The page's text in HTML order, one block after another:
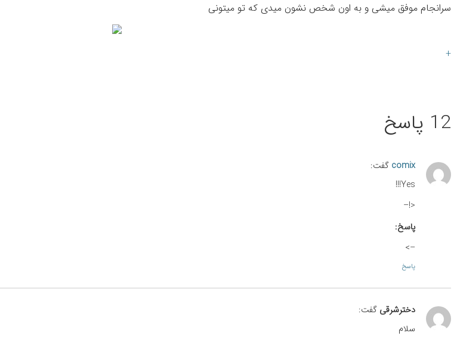
سرانجام موفق میشی و به اون شخص نشون میدی که تو میتونی
+
12 پاسخ
comix گفت:
Yes!!!
<!–
پاسخ:
–>
پاسخ
دخترشرقی گفت:
سلام